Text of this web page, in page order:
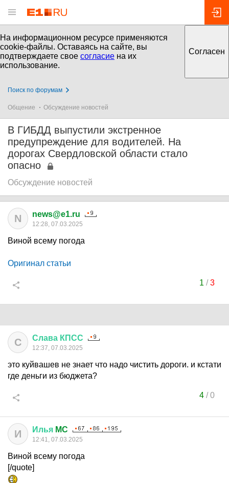
На информационном ресурсе применяются
cookie-файлы. Оставаясь на сайте, вы
подтверждаете свое согласие на их
использование.
Согласен
Поиск по форумам
Общение Обсуждение новостей
В ГИБДД выпустили экстренное
предупреждение для водителей. На
дорогах Свердловской области стало
опасно
Обсуждение новостей
N news@e1.ru
12:28, 07.03.2025
Виной всему погода
Оригинал статьи
1 /3
С Слава КПСС
12:37, 07.03.2025
это куйвашев не знает что надо чистить дороги. и кстати
где деньги из бюджета?
4/0
И Илья MC
12:41, 07.03.2025
Виной всему погода
[/quote]